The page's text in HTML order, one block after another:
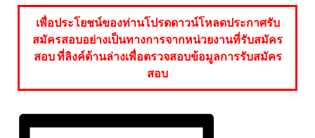
เพื่อประโยชน์ของท่านโปรดดาวน์โหลดประกาศรับ
สมัครสอบอย่างเป็นทางการจากหน่วยงานที่รับสมัคร
สอบ ที่ลิงค์ด้านล่างเพื่อตรวจสอบข้อมูลการรับสมัคร
สอบ